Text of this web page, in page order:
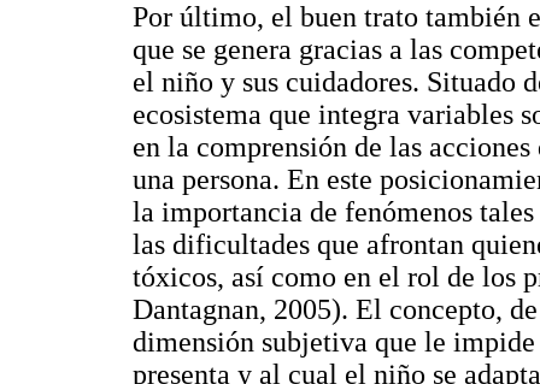
Por último, el buen trato también
que se genera gracias a las
el niño y sus cuidadores. Situado
ecosistema que integra variables
en la comprensión de las
una persona. En este
la importancia de fenómenos
las dificultades que afrontan
tóxicos, así como en el rol de los
Dantagnan, 2005). El concepto,
dimensión subjetiva que le
presenta y al cual el niño se